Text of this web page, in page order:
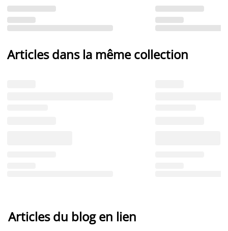
Articles dans la même collection
Articles du blog en lien